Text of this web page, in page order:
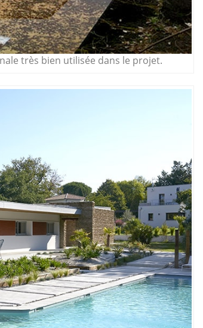
très bien utilisée dans le projet.